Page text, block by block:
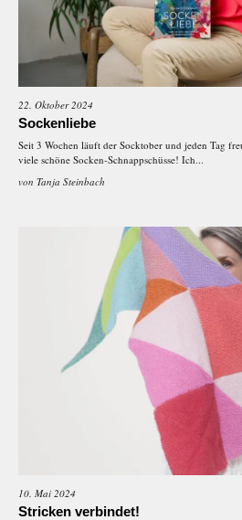
22. Oktober 2024
Sockenliebe
Seit 3 Wochen läuft der Socktober und jeden Tag
viele schöne Socken-Schnappschüsse! Ich...
von Tanja Steinbach
10. Mai 2024
Stricken verbindet!